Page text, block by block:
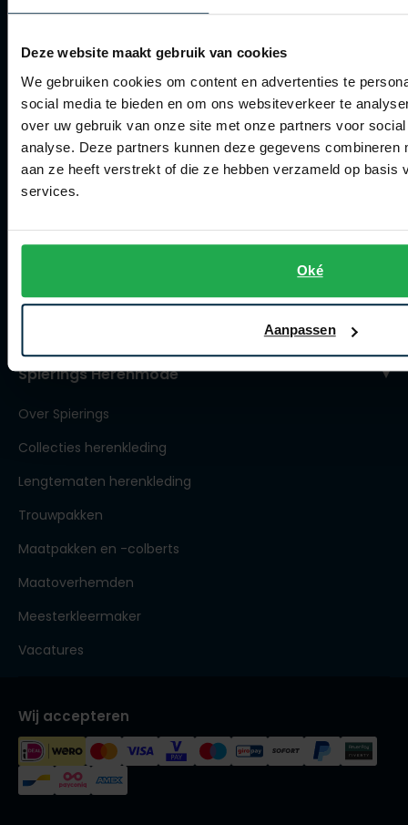
Deze website maakt gebruik van cookies
We gebruiken cookies om content en advertenties te
social media te bieden en om ons websiteverkeer te
over uw gebruik van onze site met onze partners voor
analyse. Deze partners kunnen deze gegevens combineren
aan ze heeft verstrekt of die ze hebben verzameld op basis
services.
Oké
Aanpassen
Actievoorwaarden
Artikelonderhoud
Winkel
Contact winkel
Spierings Herenmode
Over Spierings
Collecties herenkleding
Lengtematen herenkleding
Trouwpakken
Maatpakken en -colberts
Maatoverhemden
Meesterkleermaker
Vacatures
Wij accepteren